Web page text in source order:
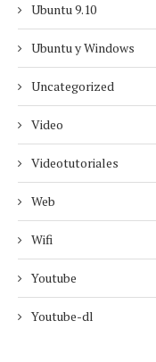
Ubuntu 9.10
Ubuntu y Windows
Uncategorized
Video
Videotutoriales
Web
Wifi
Youtube
Youtube-dl